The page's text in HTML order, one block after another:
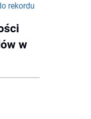
rekordu
w